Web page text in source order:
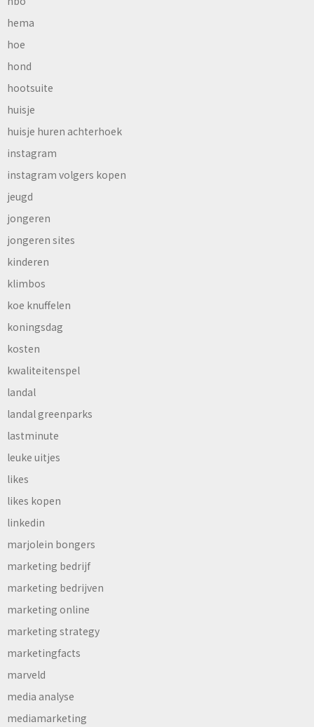
hema
hoe
hond
hootsuite
huisje
huisje huren achterhoek
instagram
instagram volgers kopen
jeugd
jongeren
jongeren sites
kinderen
klimbos
koe knuffelen
koningsdag
kosten
kwaliteitenspel
landal
landal greenparks
lastminute
leuke uitjes
likes
likes kopen
linkedin
marjolein bongers
marketing bedrijf
marketing bedrijven
marketing online
marketing strategy
marketingfacts
marveld
media analyse
mediamarketing